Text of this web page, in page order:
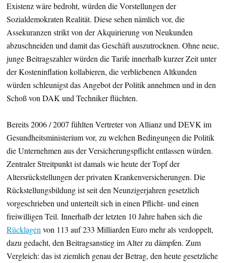
Existenz wäre bedroht, würden die Vorstellungen der
Sozialdemokraten Realität. Diese sehen nämlich vor, die
Assekuranzen strikt von der Akquirierung von Neukunden
abzuschneiden und damit das Geschäft auszutrocknen. Ohne neue,
junge Beitragszahler würden die Tarife innerhalb kurzer Zeit unter
der Kosteninflation kollabieren, die verbliebenen Altkunden
würden schleunigst das Angebot der Politik annehmen und in den
Schoß von DAK und Techniker flüchten.
Bereits 2006 / 2007 fühlten Vertreter von Allianz und DEVK im
Gesundheitsministerium vor, zu welchen Bedingungen die Politik
die Unternehmen aus der Versicherungspflicht entlassen würden.
Zentraler Streitpunkt ist damals wie heute der Topf der
Altersrückstellungen der privaten Krankenversicherungen. Die
Rückstellungsbildung ist seit den Neunzigerjahren gesetzlich
vorgeschrieben und unterteilt sich in einen Pflicht- und einen
freiwilligen Teil. Innerhalb der letzten 10 Jahre haben sich die
Rücklagen von 113 auf 233 Milliarden Euro mehr als verdoppelt,
dazu gedacht, den Beitragsanstieg im Alter zu dämpfen. Zum
Vergleich: das ist ziemlich genau der Betrag, den heute gesetzliche